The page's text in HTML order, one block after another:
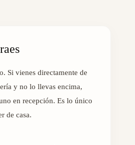
Si vienes directamente de
y no lo llevas encima,
en recepción. Es lo único
de casa.